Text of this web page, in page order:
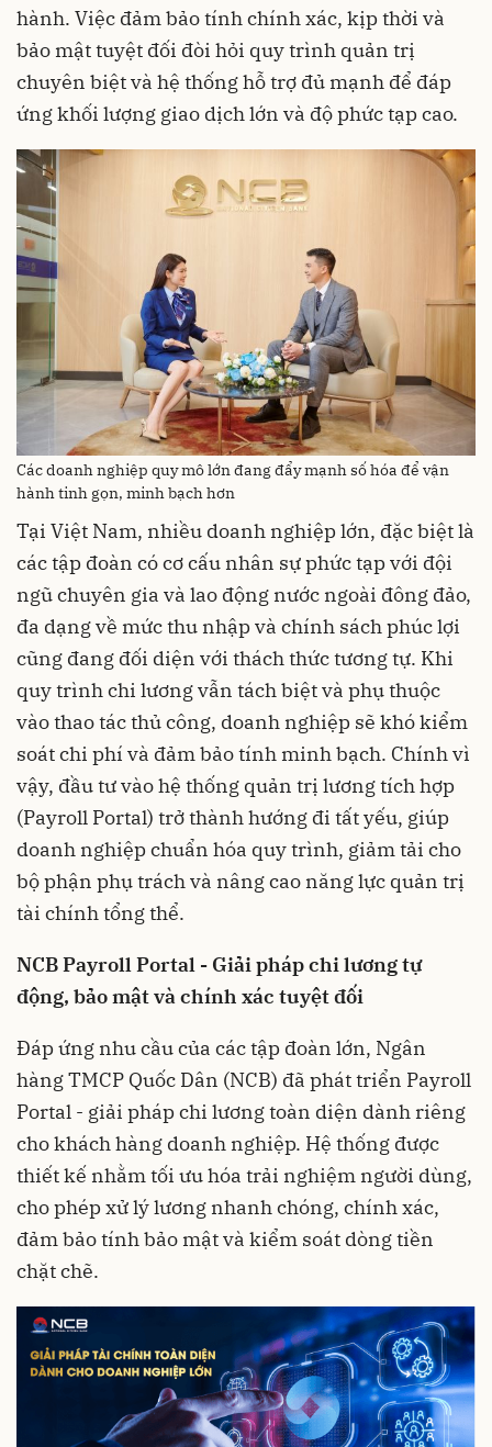
hành. Việc đảm bảo tính chính xác, kịp thời và
bảo mật tuyệt đối đòi hỏi quy trình quản trị
chuyên biệt và hệ thống hỗ trợ đủ mạnh để đáp
ứng khối lượng giao dịch lớn và độ phức tạp cao.
Các doanh nghiệp quy mô lớn đang đẩy mạnh số hóa để vận
hành tinh gọn, minh bạch hơn
Tại Việt Nam, nhiều doanh nghiệp lớn, đặc biệt là
các tập đoàn có cơ cấu nhân sự phức tạp với đội
ngũ chuyên gia và lao động nước ngoài đông đảo,
đa dạng về mức thu nhập và chính sách phúc lợi
cũng đang đối diện với thách thức tương tự. Khi
quy trình chi lương vẫn tách biệt và phụ thuộc
vào thao tác thủ công, doanh nghiệp sẽ khó kiểm
soát chi phí và đảm bảo tính minh bạch. Chính vì
vậy, đầu tư vào hệ thống quản trị lương tích hợp
(Payroll Portal) trở thành hướng đi tất yếu, giúp
doanh nghiệp chuẩn hóa quy trình, giảm tải cho
bộ phận phụ trách và nâng cao năng lực quản trị
tài chính tổng thể.
NCB Payroll Portal - Giải pháp chi lương tự
động, bảo mật và chính xác tuyệt đối
Đáp ứng nhu cầu của các tập đoàn lớn, Ngân
hàng TMCP Quốc Dân (NCB) đã phát triển Payroll
Portal - giải pháp chi lương toàn diện dành riêng
cho khách hàng doanh nghiệp. Hệ thống được
thiết kế nhằm tối ưu hóa trải nghiệm người dùng,
cho phép xử lý lương nhanh chóng, chính xác,
đảm bảo tính bảo mật và kiểm soát dòng tiền
chặt chẽ.